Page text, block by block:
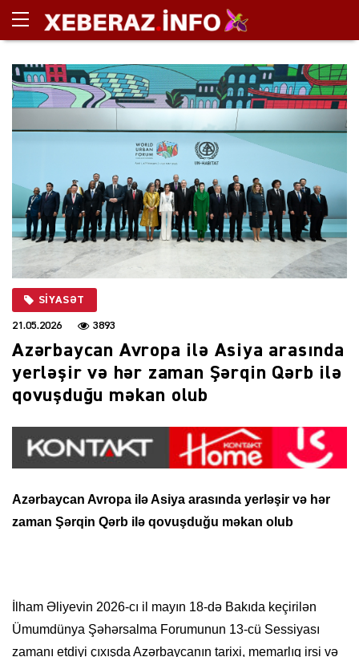
SIYASƏT
21.05.2026 3893
Azərbaycan Avropa ilə Asiya arasında
yerləşir və hər zaman Şərqin Qərb ilə
qovuşduğu məkan olub
Azərbaycan Avropa ilə Asiya arasında yerləşir və hər
zaman Şərqin Qərb ilə qovuşduğu məkan olub
İlham Əliyevin 2026-cı il mayın 18-də Bakıda keçirilən
Ümumdünya Şəhərsalma Forumunun 13-cü Sessiyası
zamanı etdiyi çıxışda Azərbaycanın tarixi, memarlıq irsi və